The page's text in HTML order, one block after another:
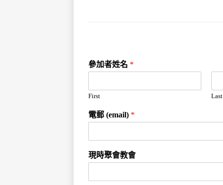
參加者姓名 *
First Last
電郵 (email) *
現時聚會教會